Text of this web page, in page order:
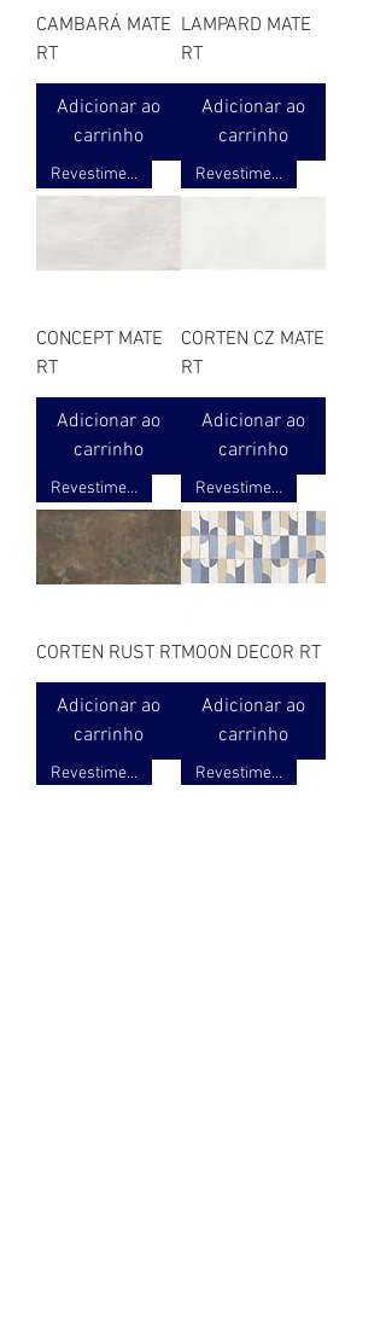
CAMBARÁ MATE
RT
Adicionar ao
carrinho
LAMPARD MATE
RT
Adicionar ao
carrinho
Revestimento ret. acetinado 3D
CONCEPT MATE
RT
Adicionar ao
carrinho
Revestimento ret. acetinado 3D
CORTEN CZ MATE
RT
Adicionar ao
carrinho
Revestimento ret. acetinado 3D
CORTEN RUST RT
Adicionar ao
carrinho
Revestimento ret. acetinado 3D
MOON DECOR RT
Adicionar ao
carrinho
Revestimento ret. acetinado 3D Revestimento ret. acetinado 3D